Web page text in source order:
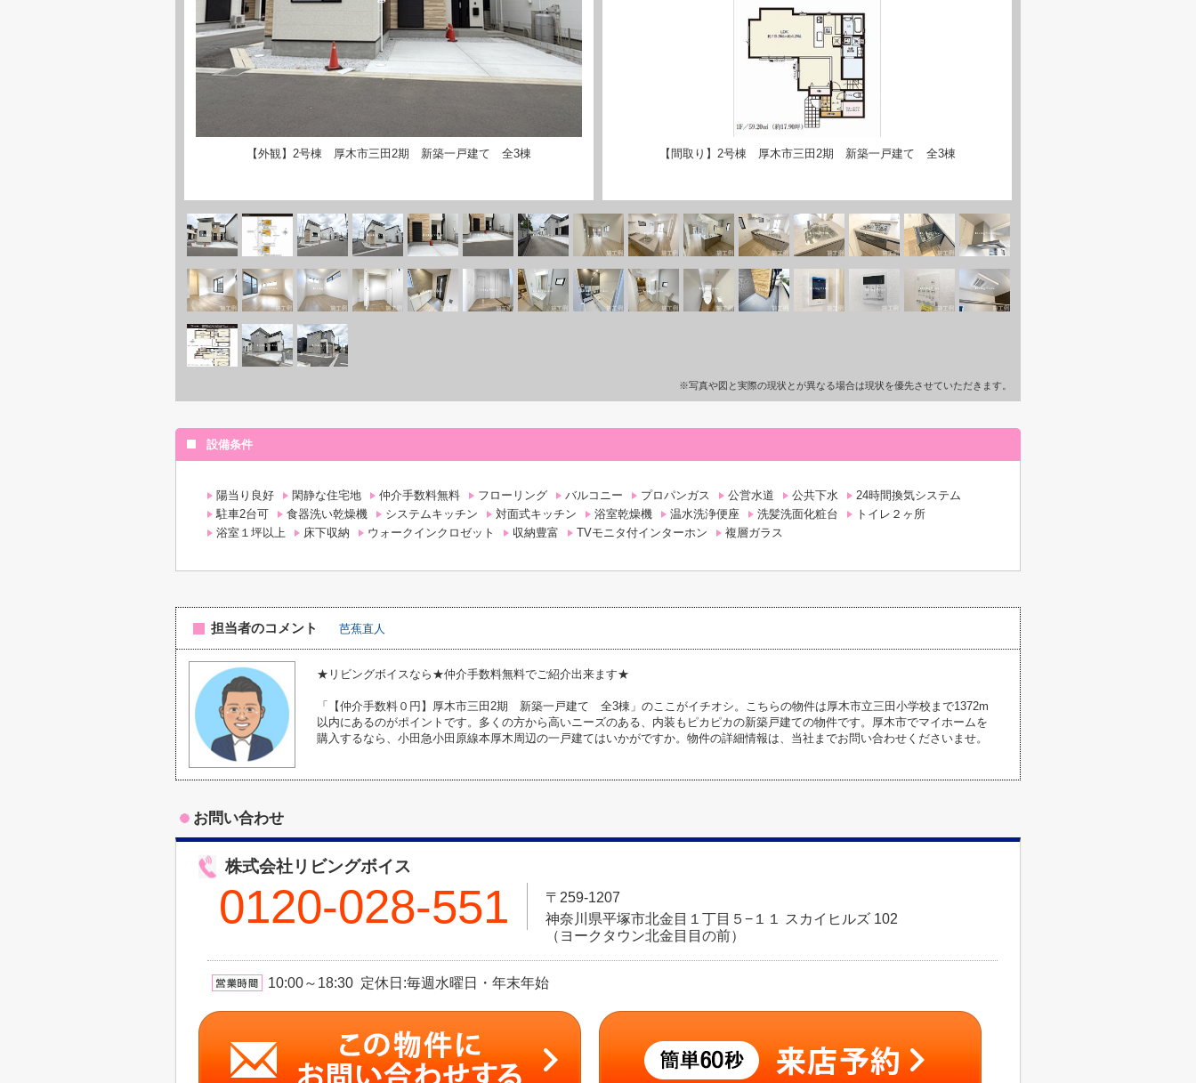
【外観】2号棟 厚木市三田2期 新築一戸建て 全3棟 【間取り】2号棟 厚木市三田2期 新築一戸建て 全3棟
※写真や図と実際の現状とが異なる場合は現状を優先させていただきます。
設備条件
陽当り良好 閑静な住宅地 仲介手数料無料 フローリング バルコニー プロパンガス 公営水道 公共下水
24時間換気システム
駐車2台可
食器洗い乾燥機 システムキッチン 対面式キッチン 浴室乾燥機 温水洗浄便座 洗髪洗面化粧台
トイレ２ヶ所
浴室１坪以上
床下収納 ウォークインクロゼット 収納豊富 TVモニタ付インターホン 複層ガラス
担当者のコメント 芭蕉直人
★リビングボイスなら★仲介手数料無料でご紹介出来ます★
「【仲介手数料０円】厚木市三田2期 新築一戸建て 全3棟」のここがイチオシ。こちらの物件は厚木市立三田小学校まで1372m
以内にあるのがポイントです。多くの方から高いニーズのある、内装もピカピカの新築戸建ての物件です。厚木市でマイホームを
購入するなら、小田急小田原線本厚木周辺の一戸建てはいかがですか。物件の詳細情報は、当社までお問い合わせくださいませ。
お問い合わせ
株式会社リビングボイス
0120-028-551
〒259-1207
神奈川県平塚市北金目１丁目５−１１ スカイヒルズ 102
（ヨークタウン北金目目の前）
10:00～18:30 定休日:毎週水曜日・年末年始